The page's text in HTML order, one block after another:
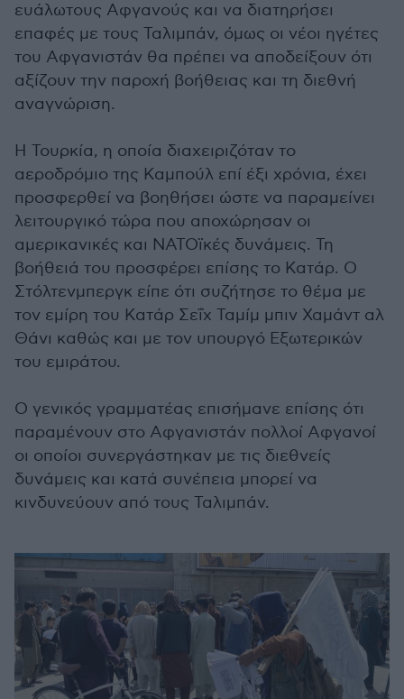
ευάλωτους Αφγανούς και να διατηρήσει
επαφές με τους Ταλιμπάν, όμως οι νέοι ηγέτες
του Αφγανιστάν θα πρέπει να αποδείξουν ότι
αξίζουν την παροχή βοήθειας και τη διεθνή
αναγνώριση.
Η Τουρκία, η οποία διαχειριζόταν το
αεροδρόμιο της Καμπούλ επί έξι χρόνια, έχει
προσφερθεί να βοηθήσει ώστε να παραμείνει
λειτουργικό τώρα που αποχώρησαν οι
αμερικανικές και ΝΑΤΟϊκές δυνάμεις. Τη
βοήθειά του προσφέρει επίσης το Κατάρ. Ο
Στόλτενμπεργκ είπε ότι συζήτησε το θέμα με
τον εμίρη του Κατάρ Σεΐχ Ταμίμ μπιν Χαμάντ αλ
Θάνι καθώς και με τον υπουργό Εξωτερικών
του εμιράτου.
Ο γενικός γραμματέας επισήμανε επίσης ότι
παραμένουν στο Αφγανιστάν πολλοί Αφγανοί
οι οποίοι συνεργάστηκαν με τις διεθνείς
δυνάμεις και κατά συνέπεια μπορεί να
κινδυνεύουν από τους Ταλιμπάν.